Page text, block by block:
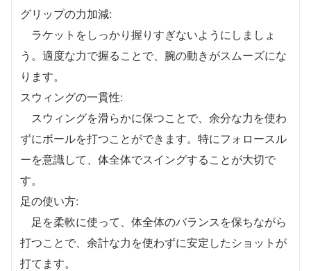
グリップの力加減:
ラケットをしっかり握りすぎないようにしましょ
う。適度な力で握ることで、腕の動きがスムーズにな
ります。
スウィングの一貫性:
スウィングを滑らかに保つことで、余分な力を使わ
ずにボールを打つことができます。特にフォロースル
ーを意識して、体全体でスイングすることが大切で
す。
足の使い方:
足を柔軟に使って、体全体のバランスを保ちながら
打つことで、余計な力を使わずに安定したショットが
打てます。